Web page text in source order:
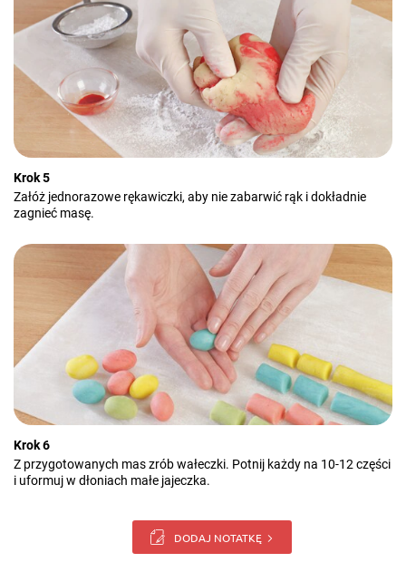
Krok 5
Załóż jednorazowe rękawiczki, aby nie zabarwić rąk i dokładnie
zagnieć masę.
Krok 6
Z przygotowanych mas zrób wałeczki. Potnij każdy na 10-12 części
i uformuj w dłoniach małe jajeczka.
DODAJ NOTATKĘ